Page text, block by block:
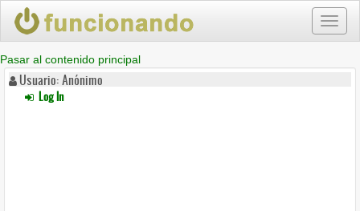
Pasar al contenido principal
Usuario: Anónimo
Log In